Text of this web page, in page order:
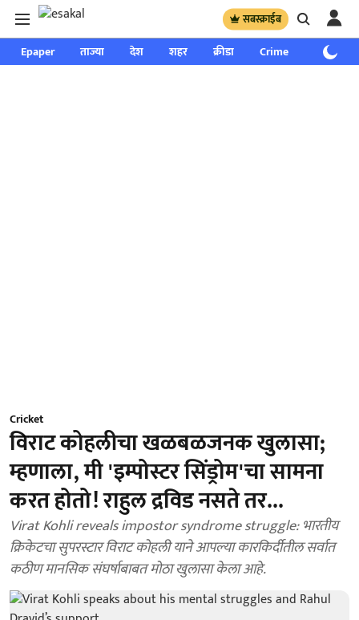
सबस्क्राईब
Epaper ताज्या देश शहर क्रीडा Crime साप्ताहिक
Cricket
विराट कोहलीचा खळबळजनक खुलासा;
म्हणाला, मी 'इम्पोस्टर सिंड्रोम'चा सामना
करत होतो! राहुल द्रविड नसते तर...
Virat Kohli reveals impostor syndrome struggle: भारतीय
क्रिकेटचा सुपरस्टार विराट कोहली याने आपल्या कारकिर्दीतील सर्वात
कठीण मानसिक संघर्षाबाबत मोठा खुलासा केला आहे.